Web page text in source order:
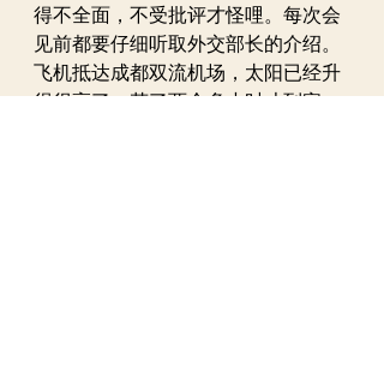
得不全面，不受批评才怪哩。每次会
见前都要仔细听取外交部长的介绍。
飞机抵达成都双流机场，太阳已经升
得很高了，花了两个多小时才到宾